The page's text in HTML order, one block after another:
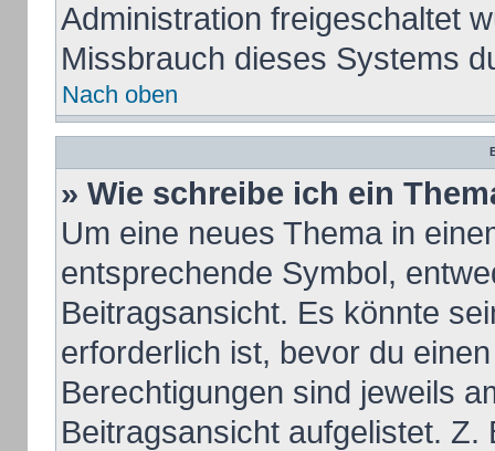
Administration freigeschaltet
Missbrauch dieses Systems
Nach oben
» Wie schreibe ich ein
Um eine neues Thema in
entsprechende Symbol,
Beitragsansicht. Es könnte
erforderlich ist, bevor du
Berechtigungen sind jeweils
Beitragsansicht aufgelistet. Z.